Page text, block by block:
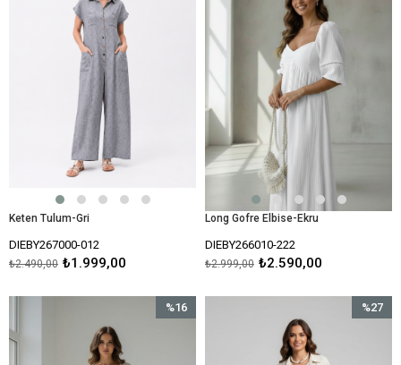
Keten Tulum-Gri
DIEBY267000-012
₺1.999,00
₺2.490,00
Long Gofre Elbise-Ekru
DIEBY266010-222
₺2.590,00
₺2.999,00
%16
%27